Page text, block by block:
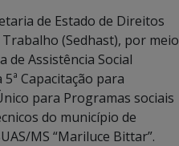
de Estado de Direitos
(Sedhast), por meio
de Assistência Social
Capacitação para
para Programas sociais
do município de
MS “Mariluce Bittar”.